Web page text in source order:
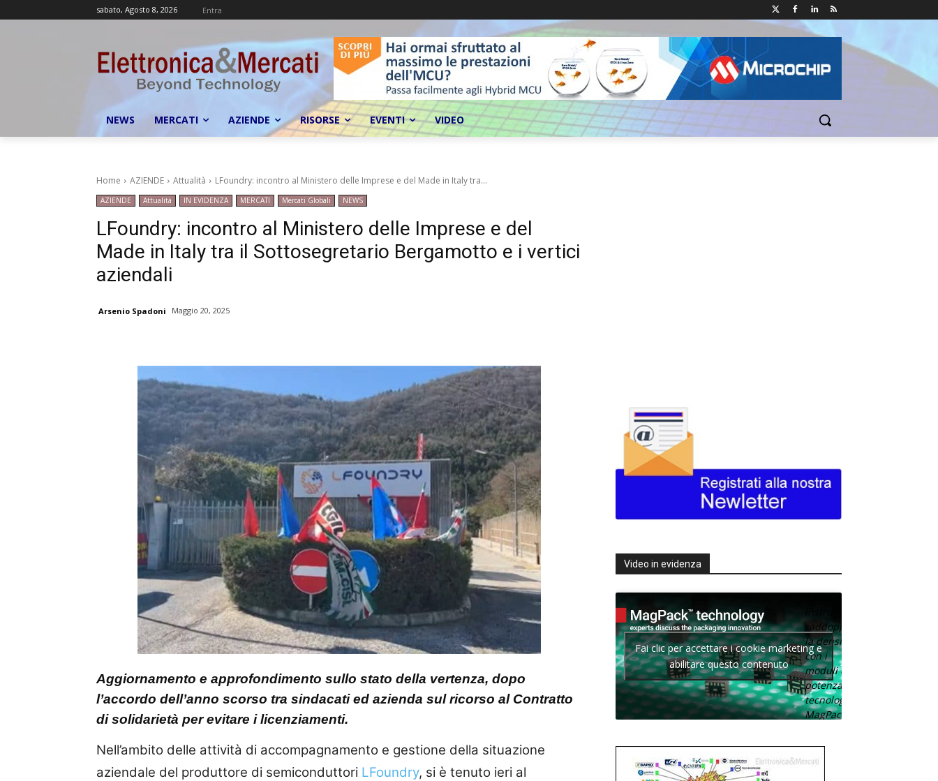
sabato, Agosto 8, 2026 Entra
NEWS MERCATI AZIENDE RISORSE EVENTI VIDEO
Home AZIENDE Attualità LFoundry: incontro al Ministero delle Imprese e del Made in Italy tra...
AZIENDE Attualità IN EVIDENZA MERCATI Mercati Globali NEWS
LFoundry: incontro al Ministero delle Imprese e del
Made in Italy tra il Sottosegretario Bergamotto e i vertici
aziendali
Arsenio Spadoni Maggio 20, 2025
Aggiornamento e approfondimento sullo stato della vertenza, dopo
l’accordo dell’anno scorso tra sindacati ed azienda sul ricorso al Contratto
di solidarietà per evitare i licenziamenti.
Nell’ambito delle attività di accompagnamento e gestione della situazione
aziendale del produttore di semiconduttori LFoundry, si è tenuto ieri al
Video in evidenza
Texas
raddoppia
la densità
con i
moduli di
potenza con
tecnologia
MagPack.
Fai clic per accettare i cookie marketing e
abilitare questo contenuto